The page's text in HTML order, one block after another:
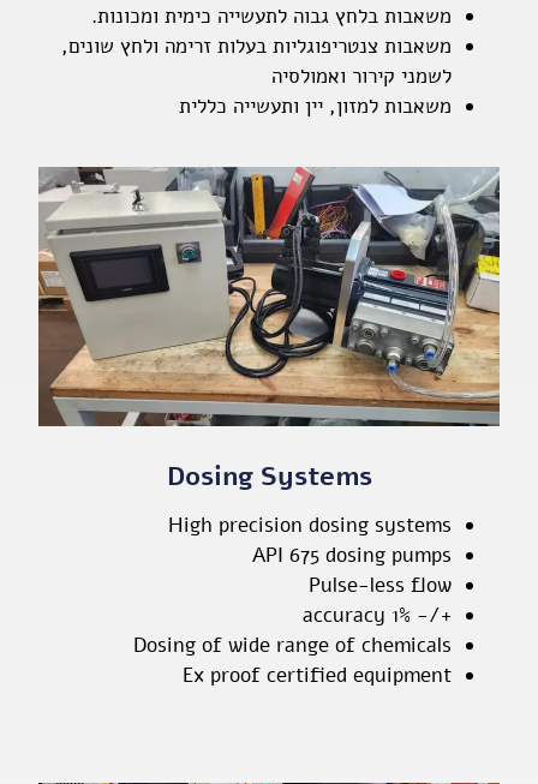
משאבות בלחץ גבוה לתעשייה כימית ומכונות.
משאבות צנטריפוגליות בעלות זרימה ולחץ שונים,
לשמני קירור ואמולסיה
משאבות למזון, יין ותעשייה כללית
Dosing Systems
High precision dosing systems
API 675 dosing pumps
Pulse-less flow
+/- 1% accuracy
Dosing of wide range of chemicals
Ex proof certified equipment